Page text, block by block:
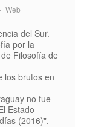
Web
del Sur.
por la
Filosofía de
los brutos en
no fue
Estado
(2016)".